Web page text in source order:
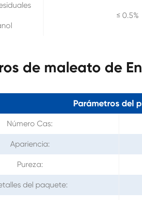
≤ 0.5%
de maleato de
Parámetros del
Número Cas:
Apariencia:
Pureza:
del paquete: